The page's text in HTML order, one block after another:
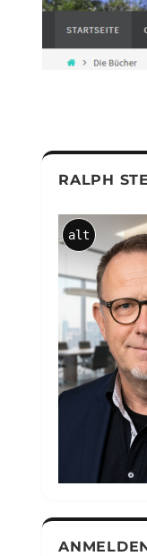
RALPH
alt